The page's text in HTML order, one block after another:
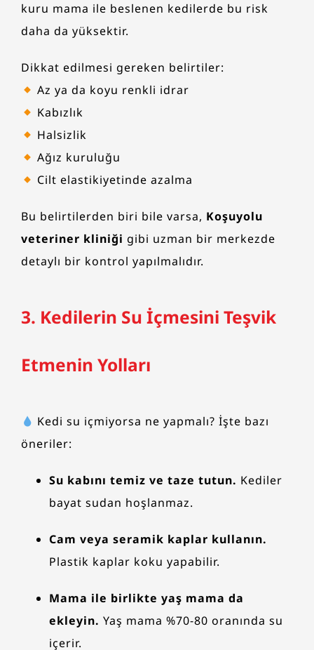
kuru mama ile beslenen kedilerde bu risk
daha da yüksektir.
Dikkat edilmesi gereken belirtiler:
Az ya da koyu renkli idrar
Kabızlık
Halsizlik
Ağız kuruluğu
Cilt elastikiyetinde azalma
Bu belirtilerden biri bile varsa, Koşuyolu
veteriner kliniği gibi uzman bir merkezde
detaylı bir kontrol yapılmalıdır.
3. Kedilerin Su İçmesini Teşvik
Etmenin Yolları
Kedi su içmiyorsa ne yapmalı? İşte bazı
öneriler:
Su kabını temiz ve taze tutun. Kediler
bayat sudan hoşlanmaz.
Cam veya seramik kaplar kullanın.
Plastik kaplar koku yapabilir.
Mama ile birlikte yaş mama da
ekleyin. Yaş mama %70-80 oranında su
içerir.